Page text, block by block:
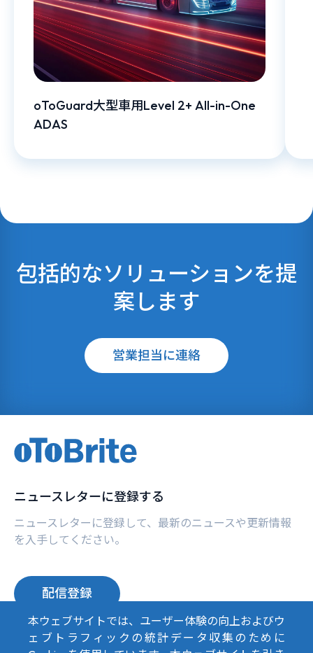
oToGuard大型車用Level 2+ All-in-One
ADAS
包括的なソリューションを提
案します
営業担当に連絡
本ウェブサイトでは、ユーザー体験の向上およびウ
ェブトラフィックの統計データ収集のために
ニュースレターに登録する
ニュースレターに登録して、最新のニュースや更新情報
を入手してください。
配信登録
Top